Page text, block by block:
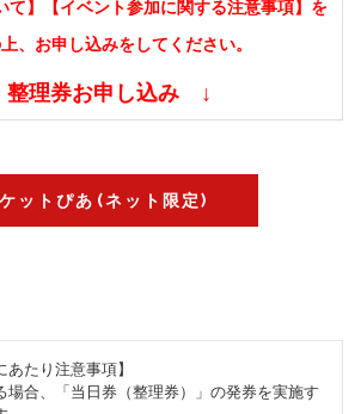
て】【イベント参加に関する注意事項】を
、お申し込みをしてください。
理券お申し込み ↓
ットぴあ(ネット限定)